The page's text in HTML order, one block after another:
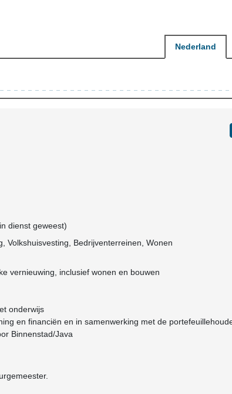
Nederland
dienst geweest)
Volkshuisvesting, Bedrijventerreinen, Wonen
vernieuwing, inclusief wonen en bouwen
onderwijs
en financiën en in samenwerking met de
Binnenstad/Java